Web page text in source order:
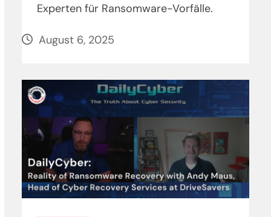
Experten für Ransomware-Vorfälle.
August 6, 2025